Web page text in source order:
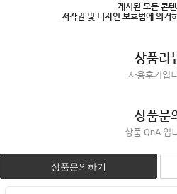
게시된 모든 콘
저작권 및 디자인 보호법에 의거
상품리
사용후기입
상품문
상품 QnA 입
상품문의하기